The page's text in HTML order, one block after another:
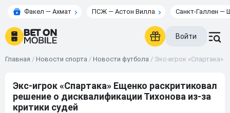
Факел — Ахмат ПСЖ — Астон Вилла Санкт-Галлен —
Войти
Главная / Новости спорта / Новости футбола / Экс-игрок «Спартака»
Экс-игрок «Спартака» Ещенко раскритиковал
решение о дисквалификации Тихонова из-за
критики судей